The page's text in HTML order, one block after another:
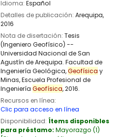
Idioma: Español
Detalles de publicación: Arequipa,
2016
Nota de disertación: Tesis
(Ingeniero Geofísico) --
Universidad Nacional de San
Agustín de Arequipa. Facultad de
Ingeniería Geológica,Geofísica y
Minas, Escuela Profesional de
Ingeniería Geofísica, 2016.
Recursos en línea:
Clic para acceso en línea
Disponibilidad: Ítems disponibles
para préstamo: Mayorazgo (1)